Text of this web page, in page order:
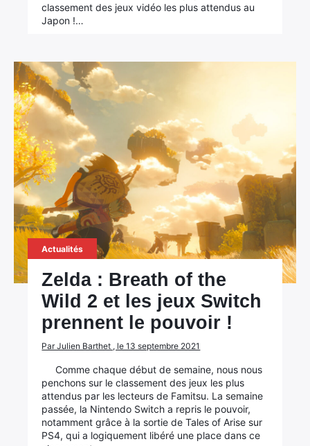
classement des jeux vidéo les plus attendus au
Japon !…
Actualités
Zelda : Breath of the
Wild 2 et les jeux Switch
prennent le pouvoir !
Par Julien Barthet , le 13 septembre 2021
Comme chaque début de semaine, nous nous
penchons sur le classement des jeux les plus
attendus par les lecteurs de Famitsu. La semaine
passée, la Nintendo Switch a repris le pouvoir,
notamment grâce à la sortie de Tales of Arise sur
PS4, qui a logiquement libéré une place dans ce